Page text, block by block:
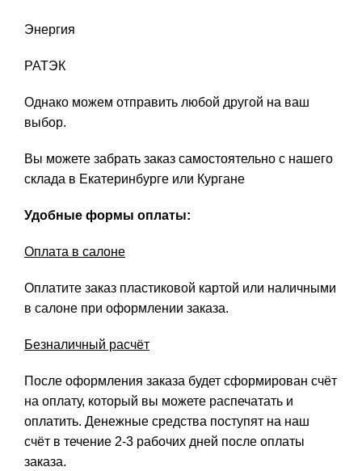
Энергия
РАТЭК
Однако можем отправить любой другой на ваш
выбор.
Вы можете забрать заказ самостоятельно с нашего
склада в Екатеринбурге или Кургане
Удобные формы оплаты:
Оплата в салоне
Оплатите заказ пластиковой картой или наличными
в салоне при оформлении заказа.
Безналичный расчёт
После оформления заказа будет сформирован счёт
на оплату, который вы можете распечатать и
оплатить. Денежные средства поступят на наш
счёт в течение 2-3 рабочих дней после оплаты
заказа.